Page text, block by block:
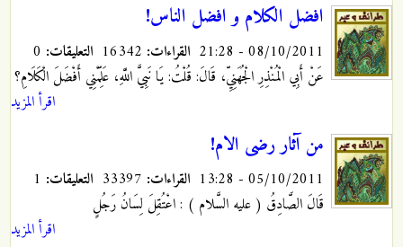
افضل الكلام و افضل الناس!
08/10/2011 - 21:28 القراءات: التعليقات:
عَنْ أَبِي الْمُنْذِرِ الْجُهَنِيِّ، قَالَ: قُلْتُ: يَا نَبِيَّ اللَّهِ، عَلِّمْنِي أَفْضَلَ الْكَلَامِ؟
اقرأ المزيد
من آثار رضى الام!
05/10/2011 - 13:28 القراءات: التعليقات:
قَالَ الصَّادِقُ ( عليه السَّلام ) : اعْتُقِلَ لِسَانُ رَجُلٍ
اقرأ المزيد